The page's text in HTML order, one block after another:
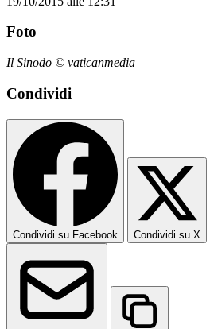
Foto
Il Sinodo © vaticanmedia
Condividi
Condividi su Facebook Condividi su X